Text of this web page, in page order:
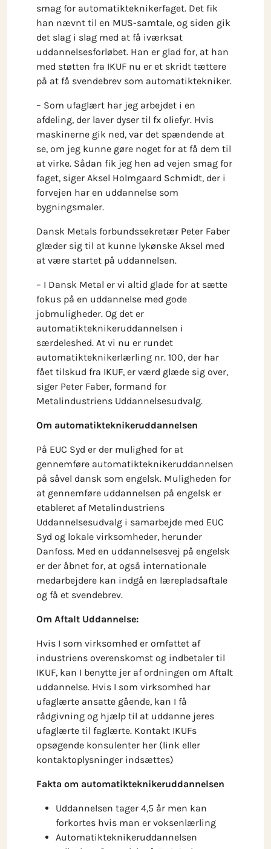
smag for automatikteknikerfaget. Det fik
han nævnt til en MUS-samtale, og siden gik
det slag i slag med at få iværksat
uddannelsesforløbet. Han er glad for, at han
med støtten fra IKUF nu er et skridt tættere
på at få svendebrev som automatiktekniker.
– Som ufaglært har jeg arbejdet i en
afdeling, der laver dyser til fx oliefyr. Hvis
maskinerne gik ned, var det spændende at
se, om jeg kunne gøre noget for at få dem til
at virke. Sådan fik jeg hen ad vejen smag for
faget, siger Aksel Holmgaard Schmidt, der i
forvejen har en uddannelse som
bygningsmaler.
Dansk Metals forbundssekretær Peter Faber
glæder sig til at kunne lykønske Aksel med
at være startet på uddannelsen.
– I Dansk Metal er vi altid glade for at sætte
fokus på en uddannelse med gode
jobmuligheder. Og det er
automatikteknikeruddannelsen i
særdeleshed. At vi nu er rundet
automatikteknikerlærling nr. 100, der har
fået tilskud fra IKUF, er værd glæde sig over,
siger Peter Faber, formand for
Metalindustriens Uddannelsesudvalg.
Om automatikteknikeruddannelsen
På EUC Syd er der mulighed for at
gennemføre automatikteknikeruddannelsen
på såvel dansk som engelsk. Muligheden for
at gennemføre uddannelsen på engelsk er
etableret af Metalindustriens
Uddannelsesudvalg i samarbejde med EUC
Syd og lokale virksomheder, herunder
Danfoss. Med en uddannelsesvej på engelsk
er der åbnet for, at også internationale
medarbejdere kan indgå en lærepladsaftale
og få et svendebrev.
Om Aftalt Uddannelse:
Hvis I som virksomhed er omfattet af
industriens overenskomst og indbetaler til
IKUF, kan I benytte jer af ordningen om Aftalt
uddannelse. Hvis I som virksomhed har
ufaglærte ansatte gående, kan I få
rådgivning og hjælp til at uddanne jeres
ufaglærte til faglærte. Kontakt IKUFs
opsøgende konsulenter her (link eller
kontaktoplysninger indsættes)
Fakta om automatikteknikeruddannelsen
Uddannelsen tager 4,5 år men kan
forkortes hvis man er voksenlærling
Automatikteknikeruddannelsen